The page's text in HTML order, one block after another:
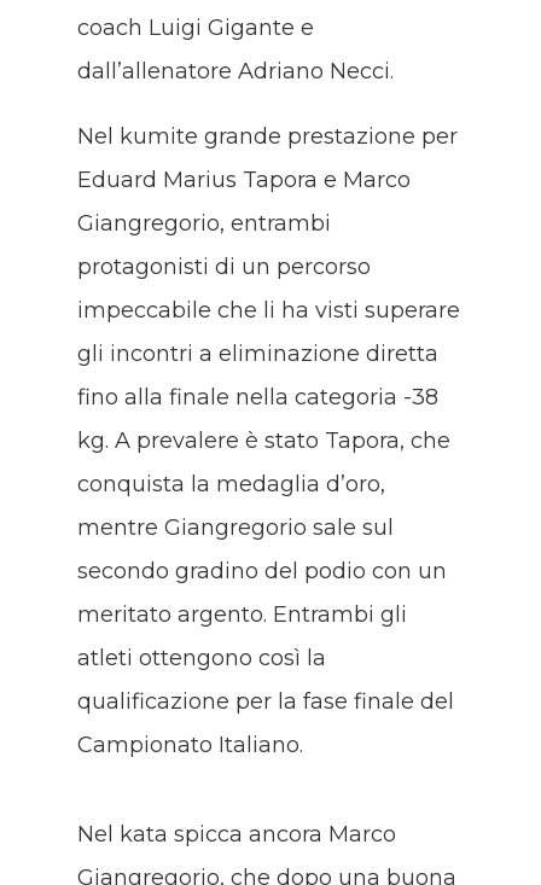
coach Luigi Gigante e
dall’allenatore Adriano Necci.
Nel kumite grande prestazione per
Eduard Marius Tapora e Marco
Giangregorio, entrambi
protagonisti di un percorso
impeccabile che li ha visti superare
gli incontri a eliminazione diretta
fino alla finale nella categoria -38
kg. A prevalere è stato Tapora, che
conquista la medaglia d’oro,
mentre Giangregorio sale sul
secondo gradino del podio con un
meritato argento. Entrambi gli
atleti ottengono così la
qualificazione per la fase finale del
Campionato Italiano.
Nel kata spicca ancora Marco
Giangregorio, che dopo una buona